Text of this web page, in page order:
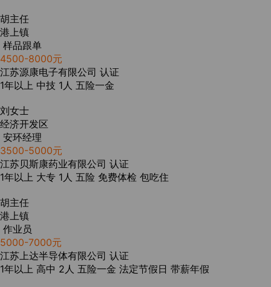
胡主任
港上镇
样品跟单
4500-8000元
江苏源康电子有限公司 认证
1年以上 中技 1人 五险一金
刘女士
经济开发区
安环经理
3500-5000元
江苏贝斯康药业有限公司 认证
1年以上 大专 1人 五险 免费体检 包吃住
胡主任
港上镇
作业员
5000-7000元
江苏上达半导体有限公司 认证
1年以上 高中 2人 五险一金 法定节假日 带薪年假